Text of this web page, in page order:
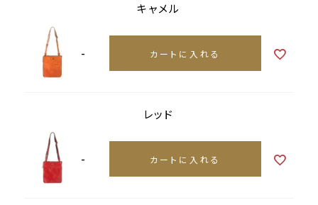
キャメル
- カートに入れる
レッド
- カートに入れる